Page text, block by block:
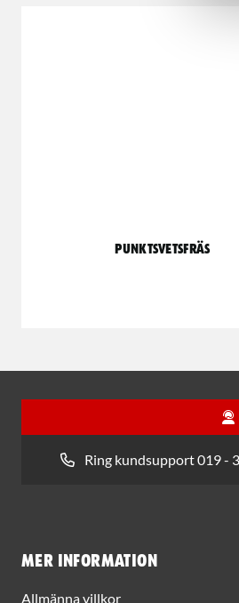
Punktsvetsfräs
Ring kundsupport 019 -
Mer information
Allmänna villkor